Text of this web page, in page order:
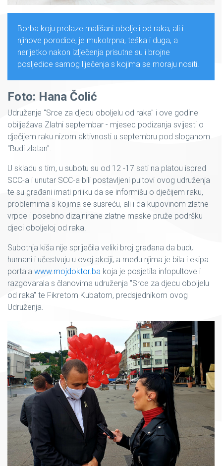
Borba koju prolaze mališani oboljeli od raka, ali i
njihove porodice, je mukotrpna, teška i duga, a
nerijetko nakon izlječenja prisutne su i brojne
posljedice samog liječenja s kojima se moraju nositi.
Foto: Hana Čolić
Udruženje "Srce za djecu oboljelu od raka" i ove godine
obilježava Zlatni septembar - mjesec podizanja svijesti o
dječijem raku nizom aktivnosti u septembru pod sloganom
"Budi zlatan".
U skladu s tim, u subotu su od 12 -17 sati na platou ispred
SCC-a i unutar SCC-a bili postavljeni pultovi ovog udruženja
te su građani imati priliku da se informišu o dječijem raku,
problemima s kojima se susreću, ali i da kupovinom zlatne
vrpce i posebno dizajnirane zlatne maske pruže podršku
djeci oboljeloj od raka.
Subotnja kiša nije spriječila veliki broj građana da budu
humani i učestvuju u ovoj akciji, a među njima je bila i ekipa
portala www.mojdoktor.ba koja je posjetila infopultove i
razgovarala s članovima udruženja "Srce za djecu oboljelu
od raka" te Fikretom Kubatom, predsjednikom ovog
Udruženja.